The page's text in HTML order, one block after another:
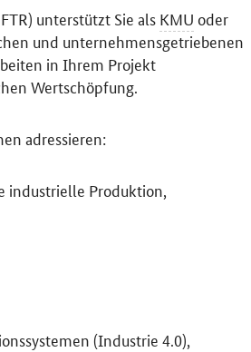
unterstützt Sie als KMU oder
und unternehmensgetriebenen
in Ihrem Projekt
Wertschöpfung.
adressieren:
industrielle Produktion,
(Industrie 4.0),